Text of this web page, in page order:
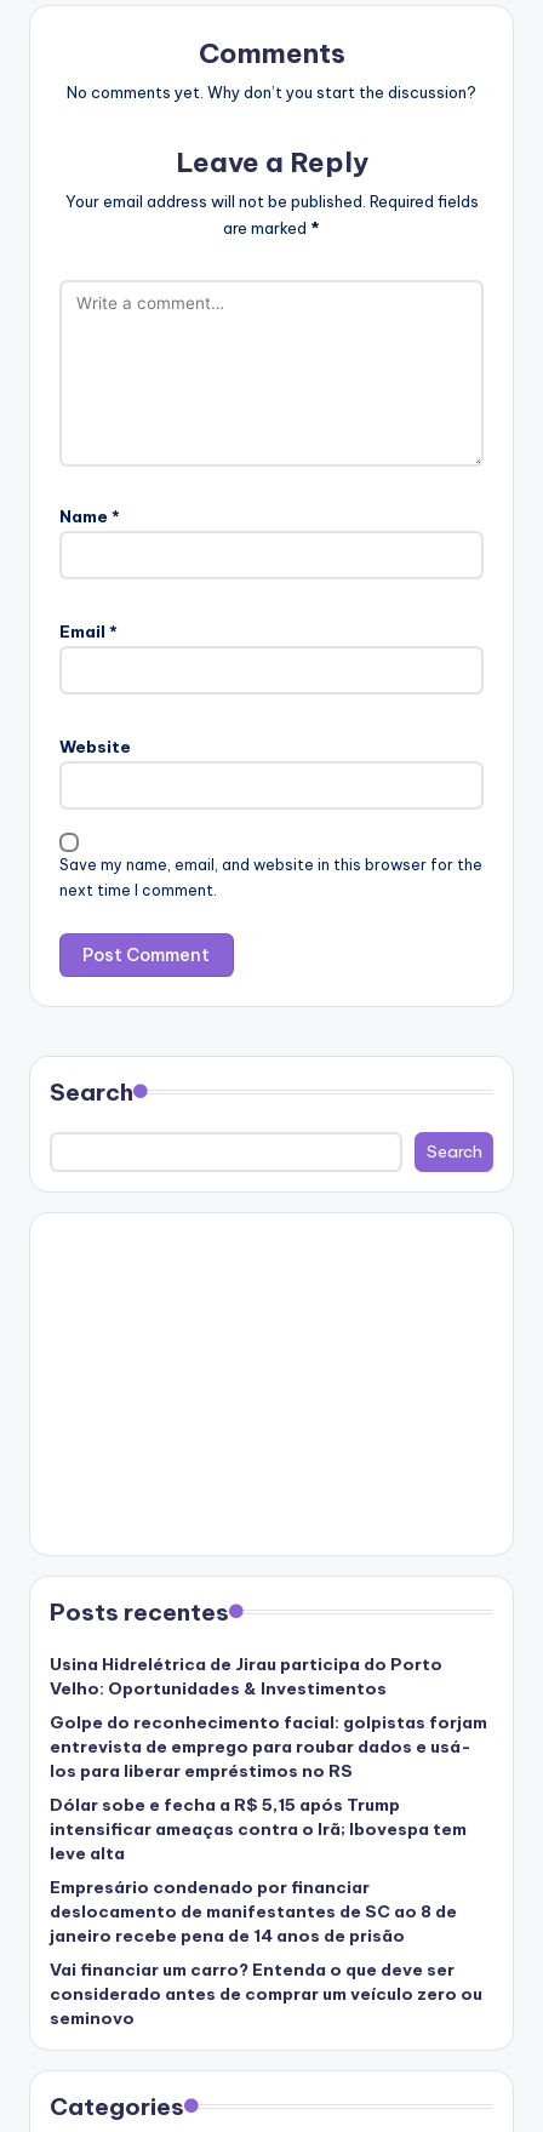
Comments
No comments yet. Why don’t you start the discussion?
Leave a Reply
Your email address will not be published. Required fields
are marked *
Name *
Email *
Website
Save my name, email, and website in this browser for the
next time I comment.
Search
Search
Posts recentes
Usina Hidrelétrica de Jirau participa do Porto
Velho: Oportunidades & Investimentos
Golpe do reconhecimento facial: golpistas forjam
entrevista de emprego para roubar dados e usá-
los para liberar empréstimos no RS
Dólar sobe e fecha a R$ 5,15 após Trump
intensificar ameaças contra o Irã; Ibovespa tem
leve alta
Empresário condenado por financiar
deslocamento de manifestantes de SC ao 8 de
janeiro recebe pena de 14 anos de prisão
Vai financiar um carro? Entenda o que deve ser
considerado antes de comprar um veículo zero ou
seminovo
Categories